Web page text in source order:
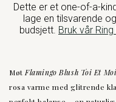
Dette er et one-of-a-
lage en tilsvarende
budsjett. Bruk vår
Møt Flamingo Blush Toi Et
rosa varme med glitrende